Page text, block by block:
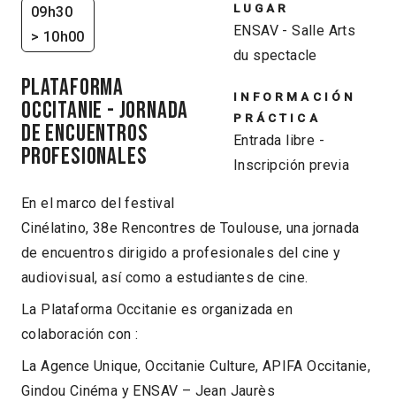
LUGAR
ENSAV - Salle Arts
du spectacle
INFORMACIÓN
PRÁCTICA
Entrada libre -
Inscripción previa
09h30
> 10h00
PLATAFORMA
OCCITANIE - Jornada
de encuentros
profesionales
En el marco del festival
Cinélatino, 38e Rencontres de Toulouse, una jornada
de encuentros dirigido a profesionales del cine y
audiovisual, así como a estudiantes de cine.
La Plataforma Occitanie es organizada en
colaboración con :
La Agence Unique, Occitanie Culture, APIFA Occitanie,
Gindou Cinéma y ENSAV – Jean Jaurès